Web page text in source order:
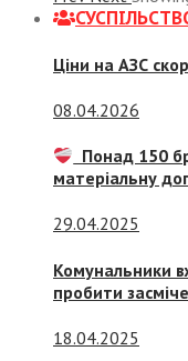
Ціни на АЗС
08.04.2026
Понад 150
матеріальну
29.04.2025
Комунальники
пробити
18.04.2025